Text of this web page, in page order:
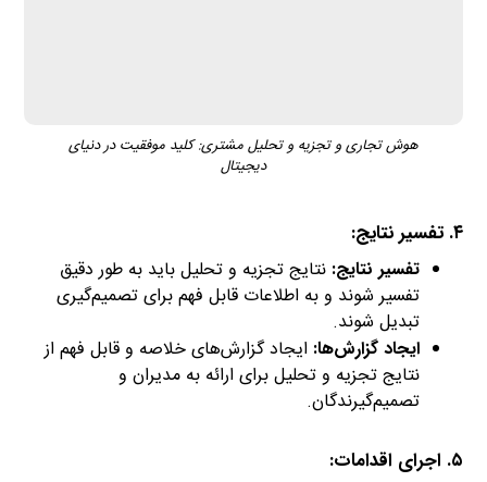
هوش تجاری و تجزیه و تحلیل مشتری: کلید موفقیت در دنیای
دیجیتال
۴. تفسیر نتایج:
تفسیر نتایج: نتایج تجزیه و تحلیل باید به طور دقیق
تفسیر شوند و به اطلاعات قابل فهم برای تصمیم‌گیری
تبدیل شوند.
ایجاد گزارش‌ها: ایجاد گزارش‌های خلاصه و قابل فهم از
نتایج تجزیه و تحلیل برای ارائه به مدیران و
تصمیم‌گیرندگان.
۵. اجرای اقدامات: